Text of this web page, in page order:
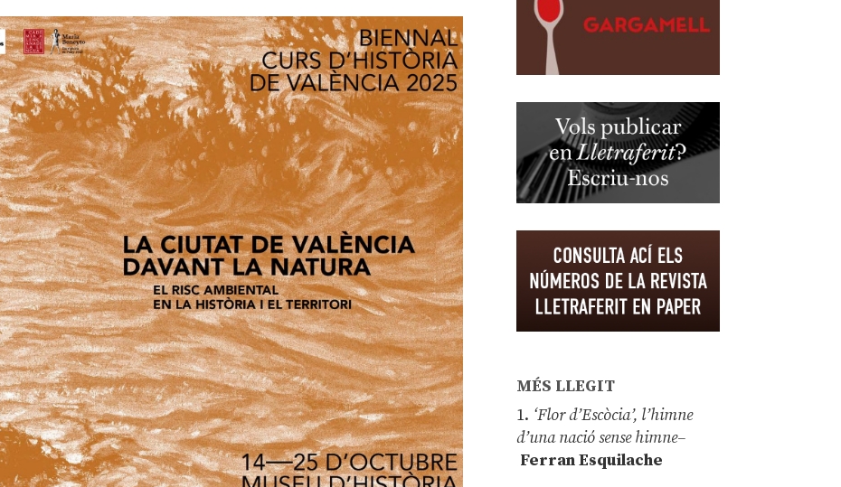
MÉS LLEGIT
1. ‘Flor d’Escòcia’, l’himne
d’una nació sense himne–
Ferran Esquilache